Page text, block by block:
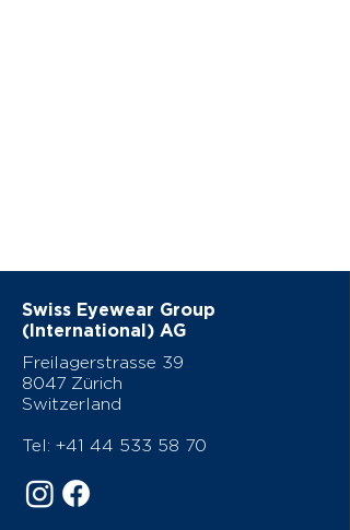
Swiss Eyewear Group
(International) AG
Freilagerstrasse 39
8047 Zürich
Switzerland
Tel: +41 44 533 58 70